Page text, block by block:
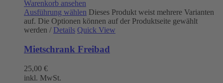
Warenkorb ansehen
Ausführung wählen Dieses Produkt weist mehrere Varianten
auf. Die Optionen können auf der Produktseite gewählt
werden / Details Quick View
Mietschrank Freibad
25,00 €
inkl. MwSt.